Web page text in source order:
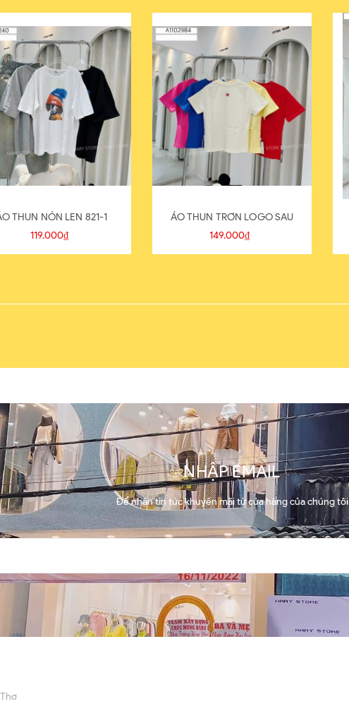
THUN NÓN LEN 821-1
119.000₫
ÁO THUN TRƠN LOGO SAU
149.000₫
NHẬP EMAIL
Để nhận tin tức khuyến mãi từ cửa hàng của chúng tôi